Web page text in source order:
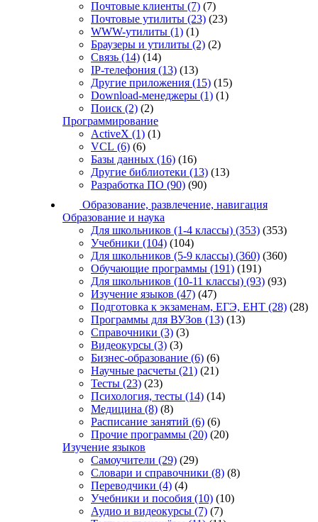
Почтовые клиенты (7) (7)
Почтовые утилиты (23) (23)
WWW-утилиты (1) (1)
Браузеры и утилиты (2) (2)
Связь (14) (14)
IP-телефония (13) (13)
Другие приложения (15) (15)
Download-менеджеры (1) (1)
Поиск (2) (2)
Программирование
ActiveX (1) (1)
VCL (6) (6)
Базы данных (16) (16)
Другие библиотеки (13) (13)
Разработка ПО (90) (90)
Образование, развлечение, навигация
Образование и наука
Для школьников (1-4 классы) (353) (353)
Учебники (104) (104)
Для школьников (5-9 классы) (360) (360)
Обучающие программы (191) (191)
Для школьников (10-11 классы) (93) (93)
Изучение языков (47) (47)
Подготовка к экзаменам, ЕГЭ, ЕНТ (28) (28)
Программы для ВУЗов (13) (13)
Справочники (3) (3)
Видеокурсы (3) (3)
Бизнес-образование (6) (6)
Научные расчеты (21) (21)
Тесты (23) (23)
Психология, тесты (14) (14)
Медицина (8) (8)
Расписание занятий (6) (6)
Прочие программы (20) (20)
Изучение языков
Самоучители (29) (29)
Словари и справочники (8) (8)
Переводчики (4) (4)
Учебники и пособия (10) (10)
Аудио и видеокурсы (7) (7)